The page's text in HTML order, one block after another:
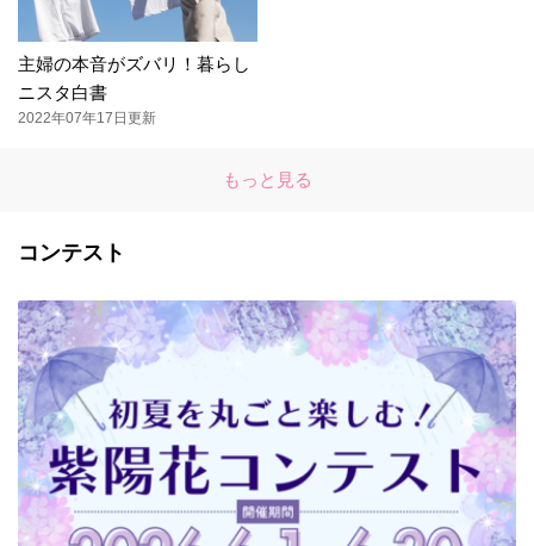
主婦の本音がズバリ！暮らし
ニスタ白書
2022年07年17日更新
もっと見る
コンテスト